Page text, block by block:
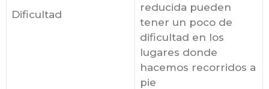
Dificultad
reducida pueden
tener un poco de
dificultad en los
lugares donde
hacemos recorridos a
pie